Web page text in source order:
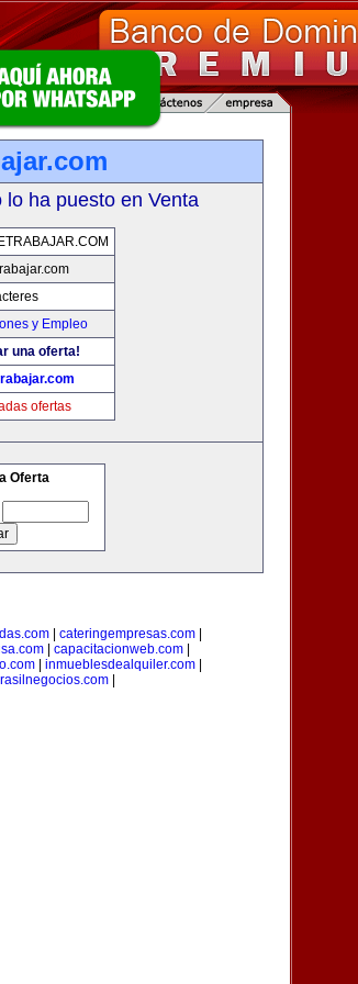
ha puesto en Venta
y Empleo
una oferta!
ofertas
Oferta
| cateringempresas.com|
| capacitacionweb.com|
| inmueblesdealquiler.com|
|